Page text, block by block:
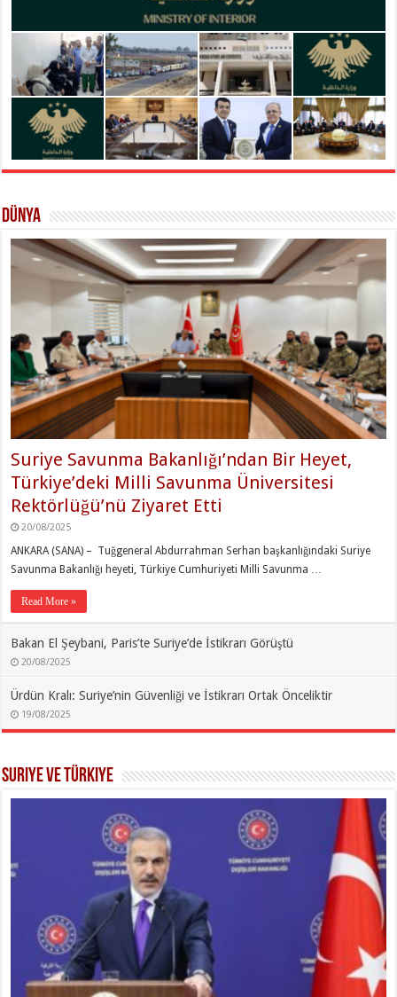
Dünya
Suriye Savunma Bakanlığı’ndan Bir Heyet,
Türkiye’deki Milli Savunma Üniversitesi
Rektörlüğü’nü Ziyaret Etti
20/08/2025
ANKARA (SANA) – Tuğgeneral Abdurrahman Serhan başkanlığındaki Suriye
Savunma Bakanlığı heyeti, Türkiye Cumhuriyeti Milli Savunma …
Read More »
Bakan El Şeybani, Paris’te Suriye’de İstikrarı Görüştü
20/08/2025
Ürdün Kralı: Suriye’nin Güvenliği ve İstikrarı Ortak Önceliktir
19/08/2025
Suriye ve Türkiye